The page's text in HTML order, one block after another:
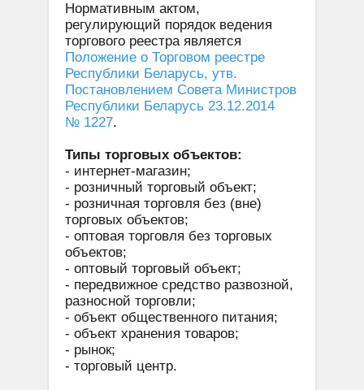
Нормативным актом,
регулирующий порядок ведения
торгового реестра является
Положение о Торговом реестре
Республики Беларусь, утв.
Постановлением Совета Министров
Республики Беларусь 23.12.2014
№ 1227.
Типы торговых объектов:
- интернет-магазин;
- розничный торговый объект;
- розничная торговля без (вне)
торговых объектов;
- оптовая торговля без торговых
объектов;
- оптовый торговый объект;
- передвижное средство развозной,
разносной торговли;
- объект общественного питания;
- объект хранения товаров;
- рынок;
- торговый центр.